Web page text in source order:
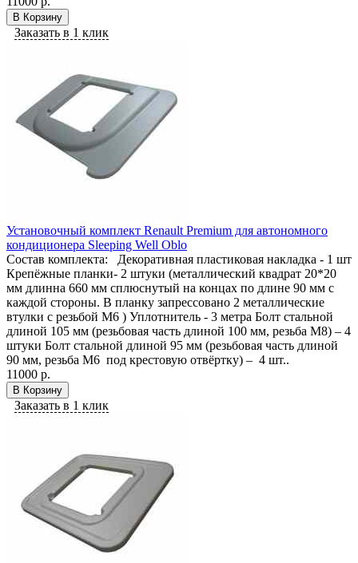
В Корзину
Заказать в 1 клик
Установочный комплект Renault Premium для автономного
кондиционера Sleeping Well Oblo
Состав комплекта: Декоративная пластиковая накладка - 1 шт
Крепёжные планки- 2 штуки (металлический квадрат 20*20
мм длинна 660 мм сплюснутый на концах по длине 90 мм с
каждой стороны. В планку запрессовано 2 металлические
втулки с резьбой М6 ) Уплотнитель - 3 метра Болт стальной
длиной 105 мм (резьбовая часть длиной 100 мм, резьба М8) – 4
штуки Болт стальной длиной 95 мм (резьбовая часть длиной
90 мм, резьба М6 под крестовую отвёртку) – 4 шт..
11000 р.
В Корзину
Заказать в 1 клик